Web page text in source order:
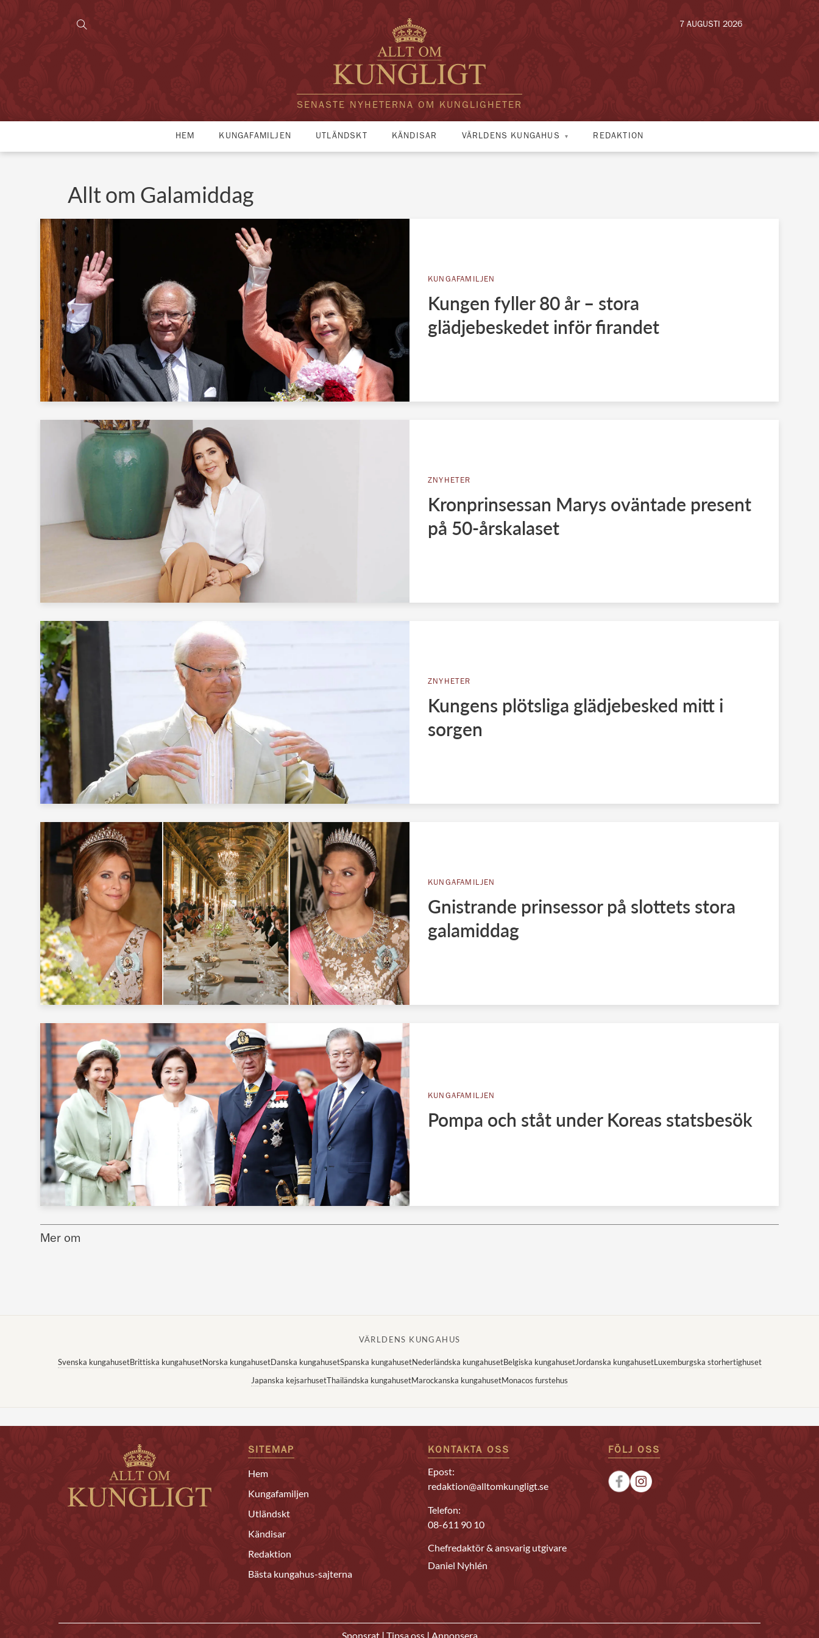
SENASTE NYHETERNA OM KUNGLIGHETER
7 AUGUSTI 2026
HEM KUNGAFAMILJEN UTLÄNDSKT KÄNDISAR VÄRLDENS KUNGAHUS REDAKTION
Allt om Galamiddag
KUNGAFAMILJEN
Kungen fyller 80 år – stora
glädjebeskedet inför firandet
ZNYHETER
Kronprinsessan Marys oväntade present
på 50-årskalaset
ZNYHETER
Kungens plötsliga glädjebesked mitt i
sorgen
KUNGAFAMILJEN
Gnistrande prinsessor på slottets stora
galamiddag
KUNGAFAMILJEN
Pompa och ståt under Koreas statsbesök
Mer om
VÄRLDENS KUNGAHUS
Svenska kungahusetBrittiska kungahusetNorska kungahusetDanska kungahusetSpanska kungahusetNederländska kungahusetBelgiska kungahusetJordanska kungahusetLuxemburgska storhertighuset
Japanska kejsarhusetThailändska kungahusetMarockanska kungahusetMonacos furstehus
SITEMAP
Hem
Kungafamiljen
Utländskt
Kändisar
Redaktion
Bästa kungahus-sajterna
KONTAKTA OSS
Epost:
redaktion@alltomkungligt.se
Telefon:
08-611 90 10
Chefredaktör & ansvarig utgivare
Daniel Nyhlén
FÖLJ OSS
Sponsrat Tipsa oss Annonsera